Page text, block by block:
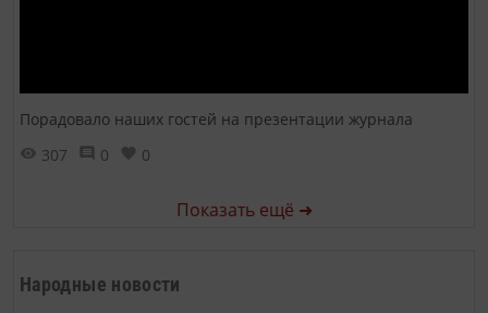
Порадовало наших гостей на презентации журнала
307
0 0
Показать ещё ➜
Народные новости